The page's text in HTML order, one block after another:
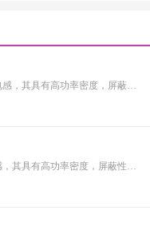
SKFB系列是小一体成型功率电感，其具有高功率密度，屏蔽性出色等特性，适用于中大功率。
SCCB系列是一体成型功率电感，其具有高功率密度，屏蔽性出色等特性，适用于中大功率。